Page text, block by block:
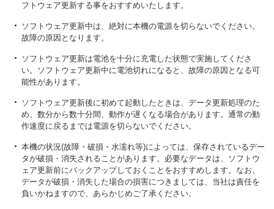
フトウェア更新する事をおすすめいたします。
ソフトウェア更新中は、絶対に本機の電源を切らないでください。
故障の原因となります。
ソフトウェア更新は電池を十分に充電した状態で実施してくださ
い。ソフトウェア更新中に電池切れになると、故障の原因となる可
能性があります。
ソフトウェア更新後に初めて起動したときは、データ更新処理のた
め、数分から数十分間、動作が遅くなる場合があります。通常の動
作速度に戻るまでは電源を切らないでください。
本機の状況(故障・破損・水濡れ等)によっては、保存されているデー
タが破損・消失されることがあります。必要なデータは、ソフトウ
ェア更新前にバックアップしておくことをおすすめします。なお、
データが破損・消失した場合の損害につきましては、当社は責任を
負いかねますので、あらかじめご了承ください。